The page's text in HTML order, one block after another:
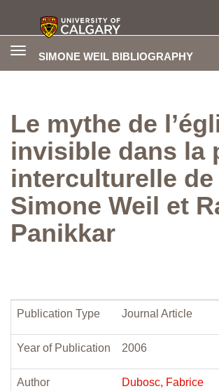
SIMONE WEIL BIBLIOGRAPHY
Toggle
Le mythe de
invisible dans la
interculturelle de
Simone Weil et
Panikkar
Publication Type Journal Article
Year of Publication 2006
Author Dubosc, Fabrice